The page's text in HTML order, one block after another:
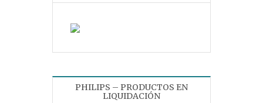
PHILIPS – PRODUCTOS EN
LIQUIDACIÓN